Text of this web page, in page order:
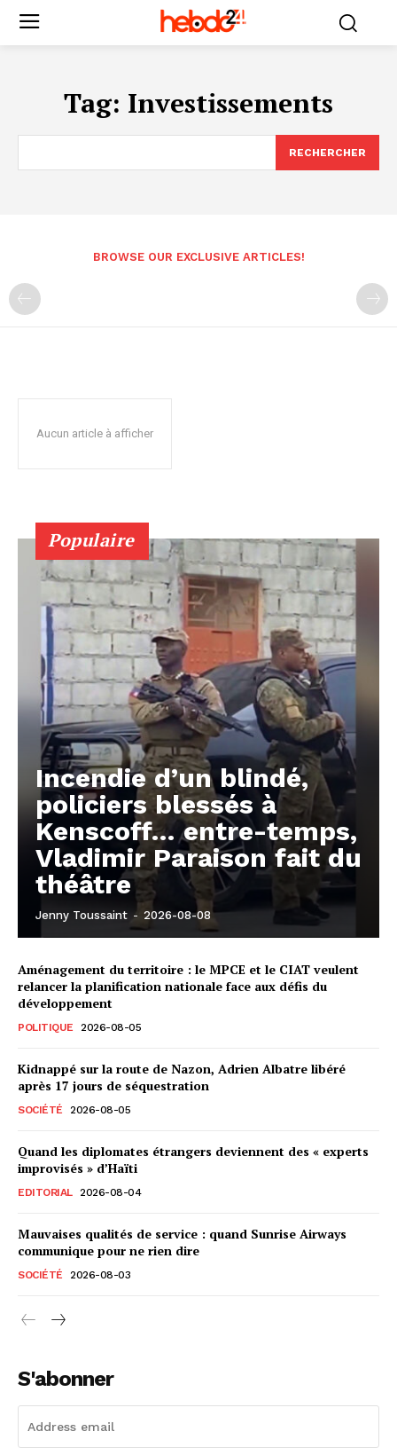
Tag: Investissements
RECHERCHER
BROWSE OUR EXCLUSIVE ARTICLES!
Aucun article à afficher
Populaire
Incendie d’un blindé,
policiers blessés à
Kenscoff… entre-temps,
Vladimir Paraison fait du
théâtre
Jenny Toussaint - 2026-08-08
Aménagement du territoire : le MPCE et le CIAT veulent
relancer la planification nationale face aux défis du
développement
POLITIQUE 2026-08-05
Kidnappé sur la route de Nazon, Adrien Albatre libéré
après 17 jours de séquestration
SOCIÉTÉ 2026-08-05
Quand les diplomates étrangers deviennent des « experts
improvisés » d’Haïti
EDITORIAL 2026-08-04
Mauvaises qualités de service : quand Sunrise Airways
communique pour ne rien dire
SOCIÉTÉ 2026-08-03
S'abonner